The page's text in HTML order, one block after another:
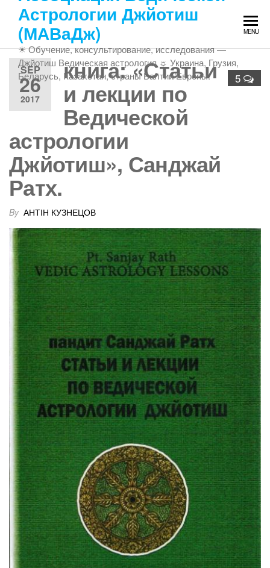
content
Астрологии Джйотиш
(МАВаДж)
☀ Обучение, консультирование, исследования —
Джйотиш Ведическая астрология ☼ Украина, Грузия,
Беларусь, Казахстан, страны Балтии/Европы.
MENU
SEP
26
2017
5
книга: «Статьи
и лекции по
Ведической
астрологии
Джйотиш», Санджай
Ратх.
By АНТІН КУЗНЕЦОВ